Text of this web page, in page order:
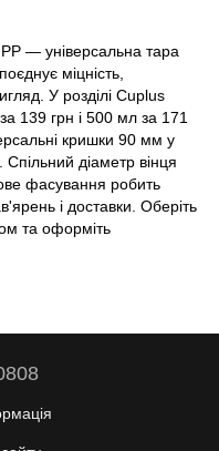
— універсальна тара
міцність,
У розділі Cuplus
139 грн і 500 мл за 171
кришки 90 мм у
діаметр вінця
фасування робить
і доставки. Оберіть
та оформіть